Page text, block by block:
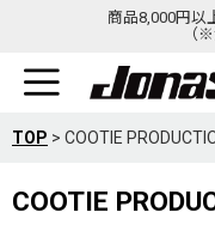
商品8,000円以
（
TOP > COOTIE
COOTIE